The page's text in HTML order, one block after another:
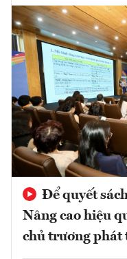
Để quyết
Nâng cao hiệu
chủ trương phát